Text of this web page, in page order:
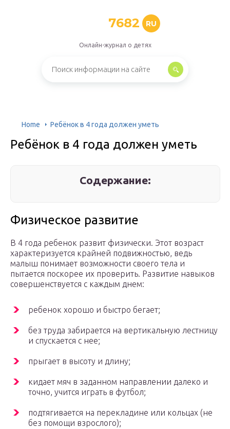
7682 RU
Онлайн-журнал о детях
Home Ребёнок в 4 года должен уметь
Ребёнок в 4 года должен уметь
Содержание:
Физическое развитие
В 4 года ребенок развит физически. Этот возраст
характеризуется крайней подвижностью, ведь
малыш понимает возможности своего тела и
пытается поскорее их проверить. Развитие навыков
совершенствуется с каждым днем:
ребенок хорошо и быстро бегает;
без труда забирается на вертикальную лестницу
и спускается с нее;
прыгает в высоту и длину;
кидает мяч в заданном направлении далеко и
точно, учится играть в футбол;
подтягивается на перекладине или кольцах (не
без помощи взрослого);